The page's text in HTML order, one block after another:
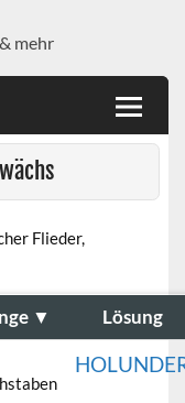
mehr
Flieder,
▼ Lösung